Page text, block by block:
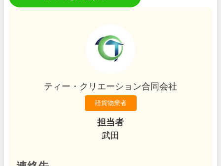
ティー・クリエーション合同会社
軽貨物業者
担当者
武田